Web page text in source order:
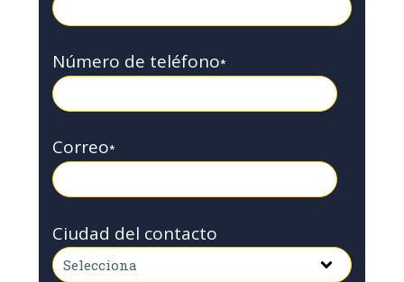
Número de teléfono*
Correo*
Ciudad del contacto